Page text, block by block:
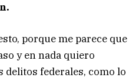
porque me parece que
y en nada quiero
delitos federales, como lo